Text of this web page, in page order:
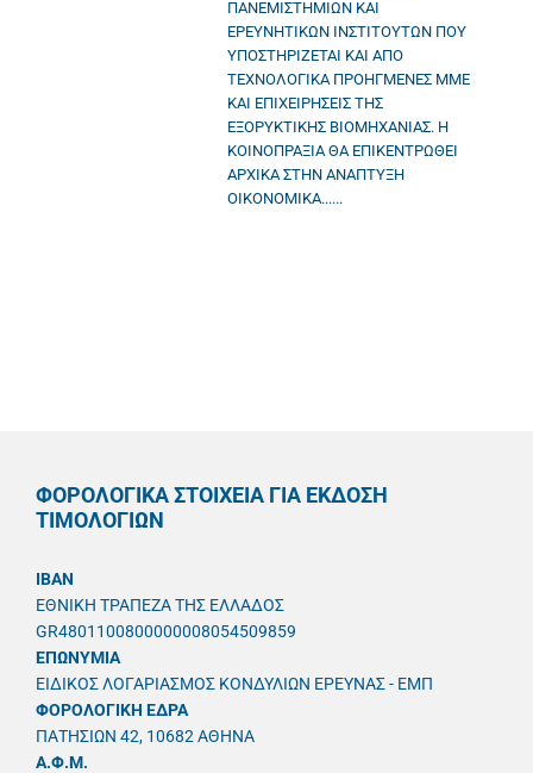
ΠΑΝΕΜΙΣΤΗΜΙΩΝ ΚΑΙ
ΕΡΕΥΝΗΤΙΚΩΝ ΙΝΣΤΙΤΟΥΤΩΝ ΠΟΥ
ΥΠΟΣΤΗΡΙΖΕΤΑΙ ΚΑΙ ΑΠΟ
ΤΕΧΝΟΛΟΓΙΚΑ ΠΡΟΗΓΜΕΝΕΣ ΜΜΕ
ΚΑΙ ΕΠΙΧΕΙΡΗΣΕΙΣ ΤΗΣ
ΕΞΟΡΥΚΤΙΚΗΣ ΒΙΟΜΗΧΑΝΙΑΣ. Η
ΚΟΙΝΟΠΡΑΞΙΑ ΘΑ ΕΠΙΚΕΝΤΡΩΘΕΙ
ΑΡΧΙΚΑ ΣΤΗΝ ΑΝΑΠΤΥΞΗ
ΟΙΚΟΝΟΜΙΚΑ......
ΦΟΡΟΛΟΓΙΚΑ ΣΤΟΙΧΕΙΑ ΓΙΑ ΕΚΔΟΣΗ
ΤΙΜΟΛΟΓΙΩΝ
IBAN
ΕΘΝΙΚΗ ΤΡΑΠΕΖΑ ΤΗΣ ΕΛΛΑΔΟΣ
GR4801100800000008054509859
ΕΠΩΝΥΜΙΑ
ΕΙΔΙΚΟΣ ΛΟΓΑΡΙΑΣΜΟΣ ΚΟΝΔΥΛΙΩΝ ΕΡΕΥΝΑΣ - ΕΜΠ
ΦΟΡΟΛΟΓΙΚΗ ΕΔΡΑ
ΠΑΤΗΣΙΩΝ 42, 10682 ΑΘΗΝΑ
A.Φ.Μ.